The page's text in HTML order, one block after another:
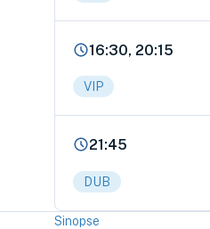
16:30, 20:15
VIP
21:45
DUB
Sinopse